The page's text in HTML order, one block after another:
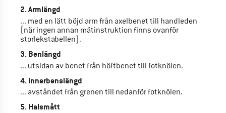
2. Armlängd
... med en lätt böjd arm från axelbenet till handleden
(när ingen annan mätinstruktion finns ovanför
storlekstabellen).
3. Benlängd
... utsidan av benet från höftbenet till fotknölen.
4. Innerbenslängd
... avståndet från grenen till nedanför fotknölen.
5. Halsmått